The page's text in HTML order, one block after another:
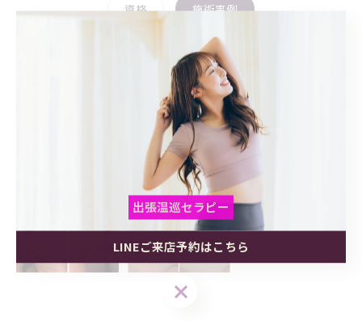
資格 施術事例
出張温巡セラピー
LINEご来店予約はこちら
出張温巡セラピー
LINEご来店予約はこちら
出張温巡セラピー
LINEご来店予約はこちら